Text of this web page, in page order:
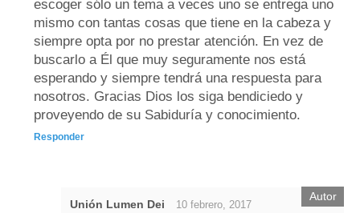
escoger sólo un tema a veces uno se entrega uno
mismo con tantas cosas que tiene en la cabeza y
siempre opta por no prestar atención. En vez de
buscarlo a Él que muy seguramente nos está
esperando y siempre tendrá una respuesta para
nosotros. Gracias Dios los siga bendiciedo y
proveyendo de su Sabiduría y conocimiento.
Responder
Unión Lumen Dei 10 febrero, 2017